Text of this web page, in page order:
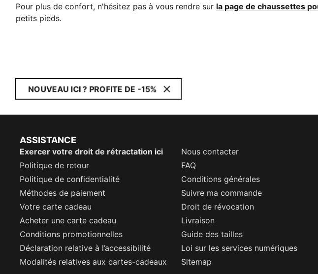
Pour plus de confort, n'hésitez pas à vous rendre sur la page de chaussettes
petits pieds.
NOUVEAU ICI ? PROFITE DE -15%
ASSISTANCE
Exercer votre droit de rétractation ici
Nous contacter
Politique de retour
FAQ
Politique de confidentialité
Conditions générales
Méthodes de paiement
Suivre ma commande
Votre carte cadeau
Droit de révocation
Acheter une carte cadeau
Livraison
Conditions promotionnelles
Guide des tailles
Déclaration relative à l’accessibilité
Loi sur les services numériques
Modalités relatives aux cartes-cadeaux
Sitemap